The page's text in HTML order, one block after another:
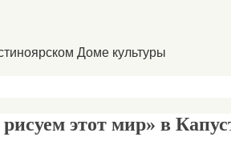
Доме культуры
этот мир» в